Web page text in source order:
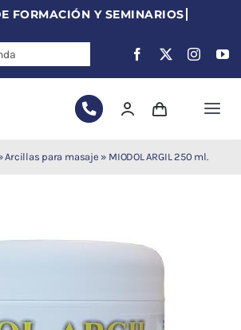
Arcillas para masaje » MIODOL ARGIL 250 ml.